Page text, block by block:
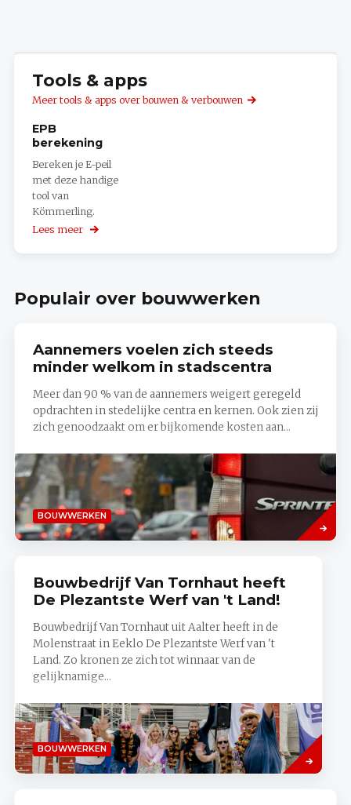
Tools & apps
Meer tools & apps over bouwen & verbouwen
EPB
berekening
Bereken je E-peil
met deze handige
tool van
Kömmerling.
Lees meer over
Populair over bouwwerken
Aannemers voelen zich steeds
minder welkom in stadscentra
Meer dan 90 % van de aannemers weigert geregeld
opdrachten in stedelijke centra en kernen. Ook zien zij
zich genoodzaakt om er bijkomende kosten aan...
BOUWWERKEN
Lees
meer
Bouwbedrijf Van Tornhaut heeft
De Plezantste Werf van 't Land!
Bouwbedrijf Van Tornhaut uit Aalter heeft in de
Molenstraat in Eeklo De Plezantste Werf van 't
Land. Zo kronen ze zich tot winnaar van de
gelijknamige...
BOUWWERKEN
Lees
meer